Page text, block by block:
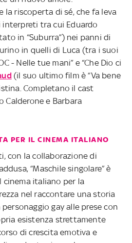
la riscoperta di sé, che fa leva
tra cui Eduardo
in “Suburra”) nei panni di
in quelli di Luca (tra i suoi
- Nelle tue mani” e “Che Dio ci
(il suo ultimo film è “Va bene
Completano il cast
Calderone e Barbara
PER IL CINEMA ITALIANO
con la collaborazione di
“Maschile singolare” è
cinema italiano per la
nel raccontare una storia
gay alle prese con
esistenza strettamente
di crescita emotiva e